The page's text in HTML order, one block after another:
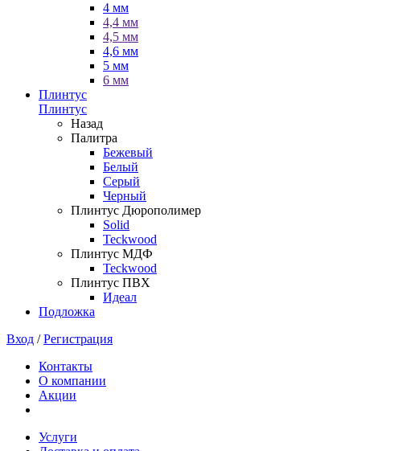
4 мм
4,4 мм
4,5 мм
4,6 мм
5 мм
6 мм
Плинтус
Плинтус
Назад
Палитра
Бежевый
Белый
Серый
Черный
Плинтус Дюрополимер
Solid
Teckwood
Плинтус МДФ
Teckwood
Плинтус ПВХ
Идеал
Подложка
Вход /Регистрация
Контакты
О компании
Акции
Услуги